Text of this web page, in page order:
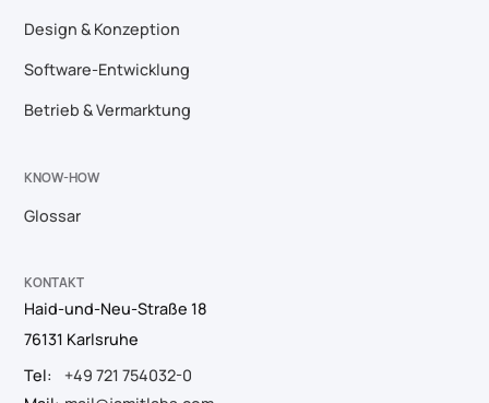
Design & Konzeption
Software-Entwicklung
Betrieb & Vermarktung
KNOW-HOW
Glossar
KONTAKT
Haid-und-Neu-Straße 18
76131 Karlsruhe
Tel:
+49 721 754032-0